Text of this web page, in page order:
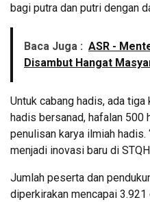
bagi putra dan putri dengan
Baca Juga : ASR -
Disambut Hangat
Untuk cabang hadis, ada
hadis bersanad, hafalan 500
penulisan karya ilmiah hadis.
menjadi inovasi baru di
Jumlah peserta dan
diperkirakan mencapai 3.921